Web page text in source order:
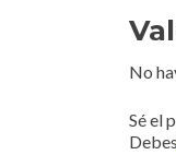
No
Sé el
Debes